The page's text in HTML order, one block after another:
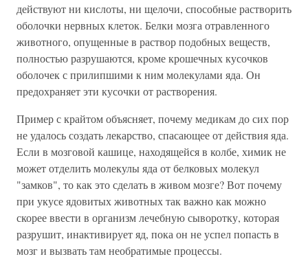
действуют ни кислоты, ни щелочи, способные растворить
оболочки нервных клеток. Белки мозга отравленного
животного, опущенные в раствор подобных веществ,
полностью разрушаются, кроме крошечных кусочков
оболочек с прилипшими к ним молекулами яда. Он
предохраняет эти кусочки от растворения.
Пример с крайтом объясняет, почему медикам до сих пор
не удалось создать лекарство, спасающее от действия яда.
Если в мозговой кашице, находящейся в колбе, химик не
может отделить молекулы яда от белковых молекул
"замков", то как это сделать в живом мозге? Вот почему
при укусе ядовитых животных так важно как можно
скорее ввести в организм лечебную сыворотку, которая
разрушит, инактивирует яд, пока он не успел попасть в
мозг и вызвать там необратимые процессы.